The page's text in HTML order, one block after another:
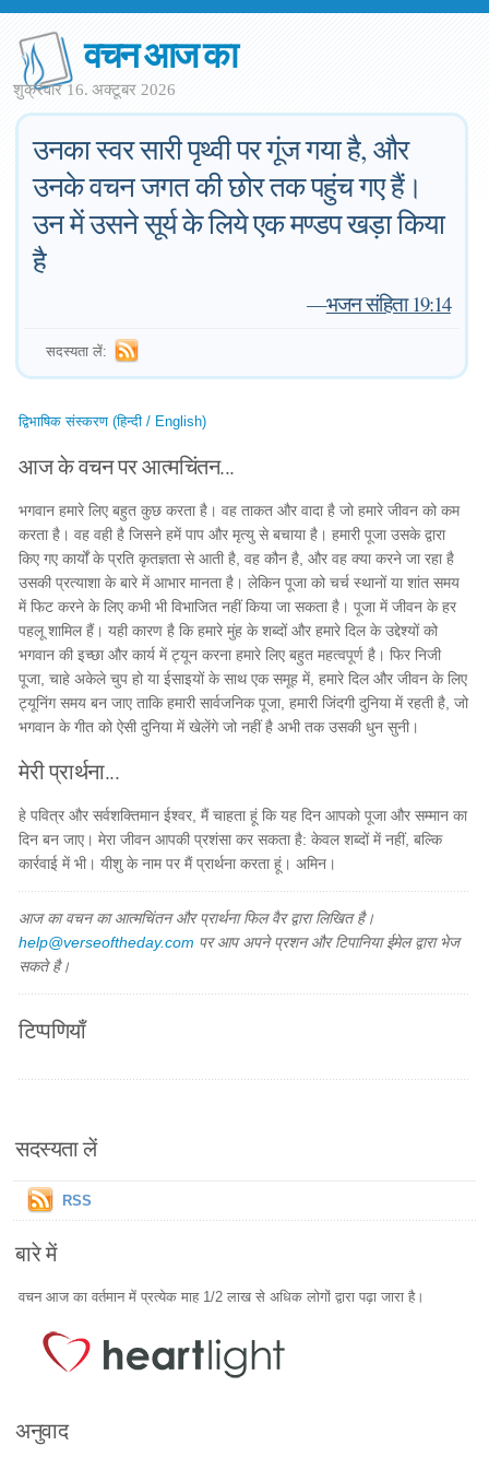
वचन आज का
शुक्रवार 16. अक्टूबर 2026
उनका स्वर सारी पृथ्वी पर गूंज गया है, और
उनके वचन जगत की छोर तक पहुंच गए हैं।
उन में उसने सूर्य के लिये एक मण्डप खड़ा किया
है
—भजन संहिता 19:14
सदस्यता लें:
द्विभाषिक संस्करण (हिन्दी / English)
आज के वचन पर आत्मचिंतन...
भगवान हमारे लिए बहुत कुछ करता है। वह ताकत और वादा है जो हमारे जीवन को कम
करता है। वह वही है जिसने हमें पाप और मृत्यु से बचाया है। हमारी पूजा उसके द्वारा
किए गए कार्यों के प्रति कृतज्ञता से आती है, वह कौन है, और वह क्या करने जा रहा है
उसकी प्रत्याशा के बारे में आभार मानता है। लेकिन पूजा को चर्च स्थानों या शांत समय
में फिट करने के लिए कभी भी विभाजित नहीं किया जा सकता है। पूजा में जीवन के हर
पहलू शामिल हैं। यही कारण है कि हमारे मुंह के शब्दों और हमारे दिल के उद्देश्यों को
भगवान की इच्छा और कार्य में ट्यून करना हमारे लिए बहुत महत्वपूर्ण है। फिर निजी
पूजा, चाहे अकेले चुप हो या ईसाइयों के साथ एक समूह में, हमारे दिल और जीवन के लिए
ट्यूनिंग समय बन जाए ताकि हमारी सार्वजनिक पूजा, हमारी जिंदगी दुनिया में रहती है, जो
भगवान के गीत को ऐसी दुनिया में खेलेंगे जो नहीं है अभी तक उसकी धुन सुनी।
मेरी प्रार्थना...
हे पवित्र और सर्वशक्तिमान ईश्वर, मैं चाहता हूं कि यह दिन आपको पूजा और सम्मान का
दिन बन जाए। मेरा जीवन आपकी प्रशंसा कर सकता है: केवल शब्दों में नहीं, बल्कि
कार्रवाई में भी। यीशु के नाम पर मैं प्रार्थना करता हूं। अमिन।
आज का वचन का आत्मचिंतन और प्रार्थना फिल वैर द्वारा लिखित है।
help@verseoftheday.com पर आप अपने प्रशन और टिपानिया ईमेल द्वारा भेज
सकते है।
टिप्पणियाँ
सदस्यता लें
RSS
बारे में
वचन आज का वर्तमान में प्रत्येक माह 1/2 लाख से अधिक लोगों द्वारा पढ़ा जारा है।
अनुवाद